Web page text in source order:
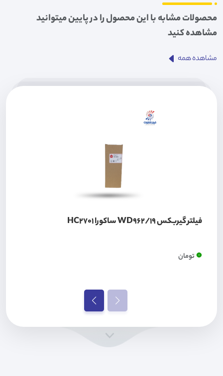
محصولات مشابه با این محصول را در پایین میتوانید
مشاهده کنید
مشاهده همه
فیلتر گیربکس WD962/19 ساکورا HC2701
0تومان